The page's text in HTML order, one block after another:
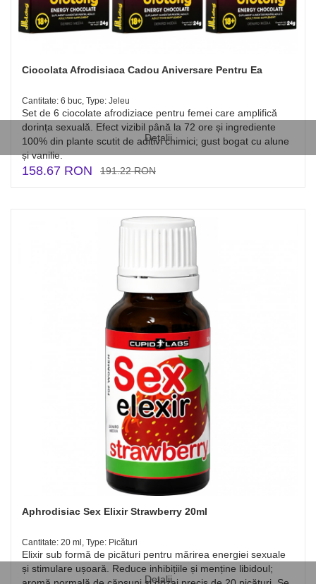
Detalii
Ciocolata Afrodisiaca Cadou Aniversare Pentru Ea
Cantitate: 6 buc, Type: Jeleu
Set de 6 ciocolate afrodiziace pentru femei care amplifică
dorința sexuală. Efect vizibil până la 72 ore și ingrediente
100% din plante scutit de aditivi chimici; gust bogat cu alune
și vanilie.
158.67 RON 191.22 RON
Detalii
Aphrodisiac Sex Elixir Strawberry 20ml
Cantitate: 20 ml, Type: Picături
Elixir sub formă de picături pentru mărirea energiei sexuale
și stimulare ușoară. Reduce inhibițiile și menține libidoul;